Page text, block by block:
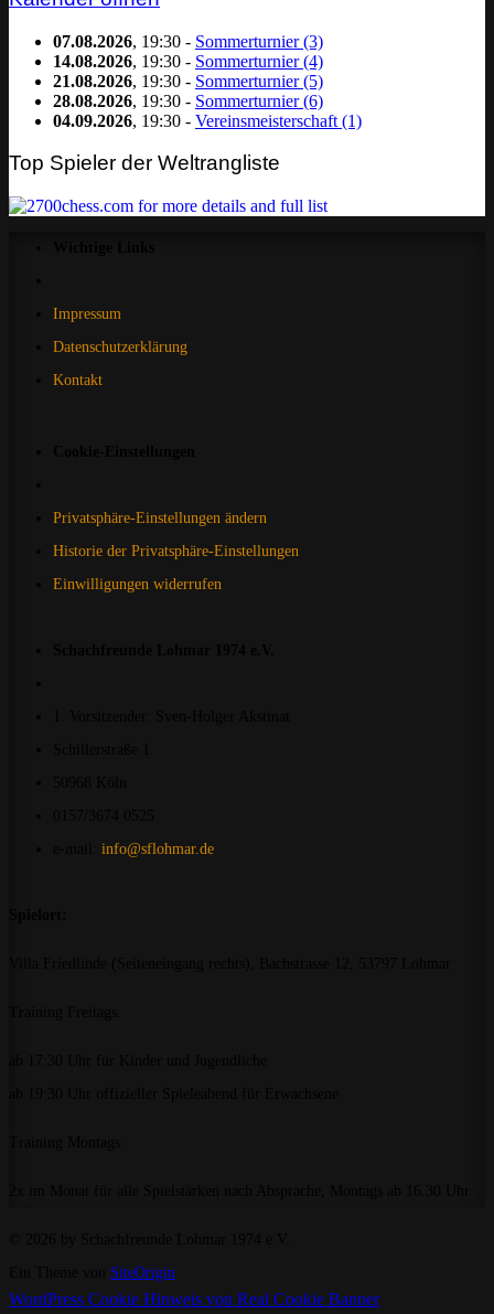
07.08.2026, 19:30 - Sommerturnier (3)
14.08.2026, 19:30 - Sommerturnier (4)
21.08.2026, 19:30 - Sommerturnier (5)
28.08.2026, 19:30 - Sommerturnier (6)
04.09.2026, 19:30 - Vereinsmeisterschaft (1)
Top Spieler der Weltrangliste
Impressum
Datenschutzerklärung
Kontakt
Privatsphäre-Einstellungen ändern
Historie der Privatsphäre-Einstellungen
Einwilligungen widerrufen
info@sflohmar.de
SiteOrigin
WordPress Cookie Hinweis von Real Cookie Banner